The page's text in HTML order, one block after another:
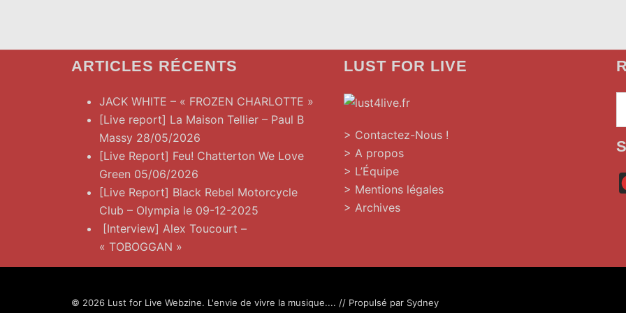
ARTICLES RÉCENTS
JACK WHITE – « FROZEN CHARLOTTE »
[Live report] La Maison Tellier – Paul B
Massy 28/05/2026
[Live Report] Feu! Chatterton We Love
Green 05/06/2026
[Live Report] Black Rebel Motorcycle
Club – Olympia le 09-12-2025
[Interview] Alex Toucourt –
« TOBOGGAN »
LUST FOR LIVE
> Contactez-Nous !
> A propos
> L’Équipe
> Mentions légales
> Archives
© 2026 Lust for Live Webzine. L'envie de vivre la musique.... // Propulsé par Sydney